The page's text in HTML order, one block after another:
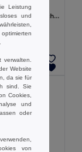
Strandball aufblasbar aus lichtdurchlässigem PVC
Leistung
und
Website
da sie für
sind. Sie
Cookies,
und
oder
von